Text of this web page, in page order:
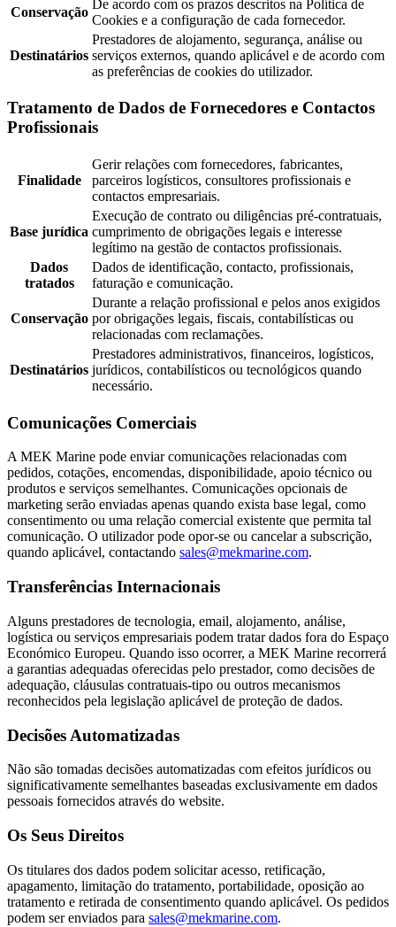
Conservação
De acordo com os prazos descritos na Política de
Cookies e a configuração de cada fornecedor.
Destinatários
Prestadores de alojamento, segurança, análise ou
serviços externos, quando aplicável e de acordo com
as preferências de cookies do utilizador.
Tratamento de Dados de Fornecedores e Contactos
Profissionais
Finalidade
Gerir relações com fornecedores, fabricantes,
parceiros logísticos, consultores profissionais e
contactos empresariais.
Base jurídica
Execução de contrato ou diligências pré-contratuais,
cumprimento de obrigações legais e interesse
legítimo na gestão de contactos profissionais.
Dados
tratados
Dados de identificação, contacto, profissionais,
faturação e comunicação.
Conservação
Durante a relação profissional e pelos anos exigidos
por obrigações legais, fiscais, contabilísticas ou
relacionadas com reclamações.
Destinatários
Prestadores administrativos, financeiros, logísticos,
jurídicos, contabilísticos ou tecnológicos quando
necessário.
Comunicações Comerciais
A MEK Marine pode enviar comunicações relacionadas com
pedidos, cotações, encomendas, disponibilidade, apoio técnico ou
produtos e serviços semelhantes. Comunicações opcionais de
marketing serão enviadas apenas quando exista base legal, como
consentimento ou uma relação comercial existente que permita tal
comunicação. O utilizador pode opor-se ou cancelar a subscrição,
quando aplicável, contactando sales@mekmarine.com.
Transferências Internacionais
Alguns prestadores de tecnologia, email, alojamento, análise,
logística ou serviços empresariais podem tratar dados fora do Espaço
Económico Europeu. Quando isso ocorrer, a MEK Marine recorrerá
a garantias adequadas oferecidas pelo prestador, como decisões de
adequação, cláusulas contratuais-tipo ou outros mecanismos
reconhecidos pela legislação aplicável de proteção de dados.
Decisões Automatizadas
Não são tomadas decisões automatizadas com efeitos jurídicos ou
significativamente semelhantes baseadas exclusivamente em dados
pessoais fornecidos através do website.
Os Seus Direitos
Os titulares dos dados podem solicitar acesso, retificação,
apagamento, limitação do tratamento, portabilidade, oposição ao
tratamento e retirada de consentimento quando aplicável. Os pedidos
podem ser enviados para sales@mekmarine.com.